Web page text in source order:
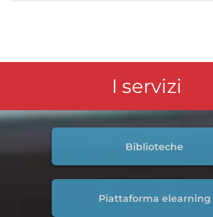
I servizi
Biblioteche
Piattaforma elearning